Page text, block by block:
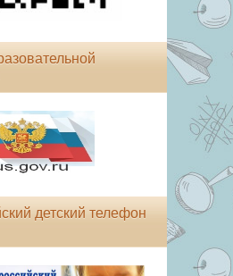
детский телефон